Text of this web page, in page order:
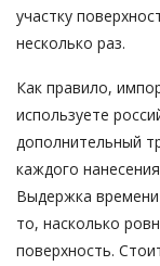
участку
несколько раз.
Как правило,
используете
дополнительный
каждого
Выдержка
то, насколько
поверхность.